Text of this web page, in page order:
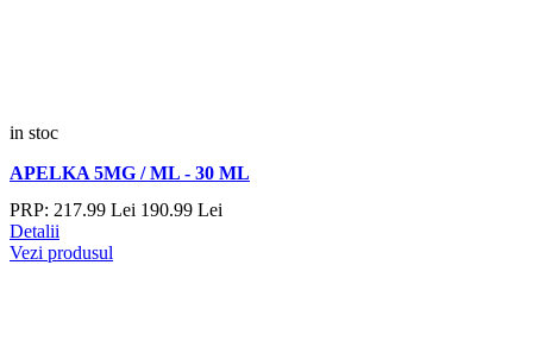
in stoc
APELKA 5MG / ML - 30 ML
PRP: 217.99 Lei 190.99 Lei
Detalii
Vezi produsul